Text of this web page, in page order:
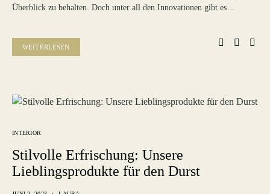
Überblick zu behalten. Doch unter all den Innovationen gibt es…
WEITERLESEN
INTERIOR
Stilvolle Erfrischung: Unsere
Lieblingsprodukte für den Durst